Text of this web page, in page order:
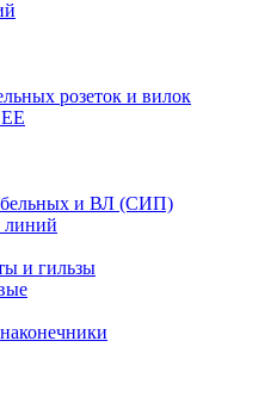
розеток и вилок
и ВЛ (СИП)
линий
и гильзы